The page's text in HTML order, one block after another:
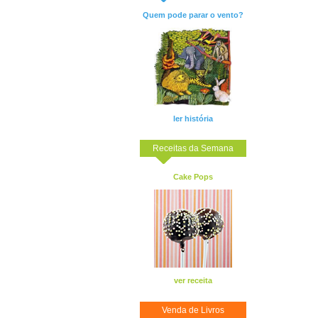
Quem pode parar o vento?
ler história
Receitas da Semana
Cake Pops
ver receita
Venda de Livros